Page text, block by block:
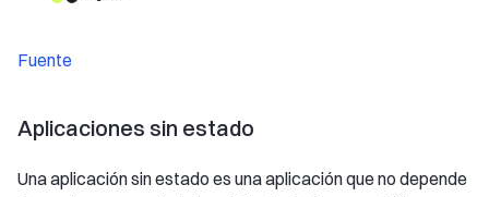
Fuente
Aplicaciones sin estado
Una aplicación sin estado es una aplicación que no depende